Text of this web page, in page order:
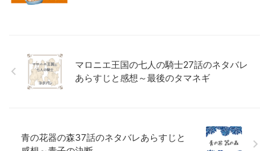
マロニエ王国の七人の騎士27話のネタバレ
あらすじと感想～最後のタマネギ
青の花器の森37話のネタバレあらすじと